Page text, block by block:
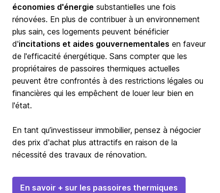
économies d'énergie substantielles une fois
rénovées. En plus de contribuer à un environnement
plus sain, ces logements peuvent bénéficier
d'incitations et aides gouvernementales en faveur
de l'efficacité énergétique. Sans compter que les
propriétaires de passoires thermiques actuelles
peuvent être confrontés à des restrictions légales ou
financières qui les empêchent de louer leur bien en
l'état.
En tant qu’investisseur immobilier, pensez à négocier
des prix d'achat plus attractifs en raison de la
nécessité des travaux de rénovation.
En savoir + sur les passoires thermiques